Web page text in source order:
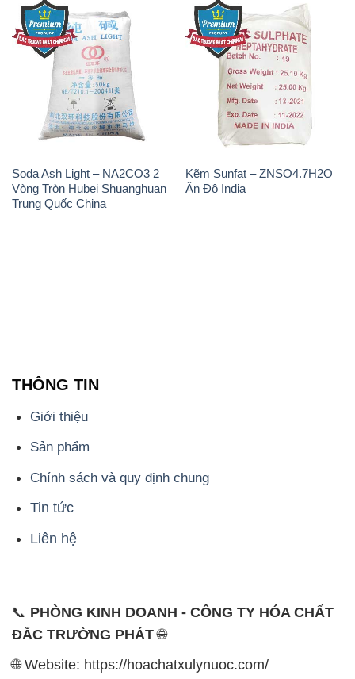
Soda Ash Light – NA2CO3 2
Vòng Tròn Hubei Shuanghuan
Trung Quốc China
Kẽm Sunfat – ZNSO4.7H2O
Ấn Độ India
THÔNG TIN
Giới thiệu
Sản phẩm
Chính sách và quy định chung
Tin tức
Liên hệ
📞 PHÒNG KINH DOANH - CÔNG TY HÓA CHẤT
ĐẮC TRƯỜNG PHÁT🌐
🌐 Website: https://hoachatxulynuoc.com/